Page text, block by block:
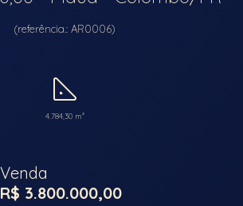
(referência.: AR0006)
4.784,30 m²
Venda
R$ 3.800.000,00